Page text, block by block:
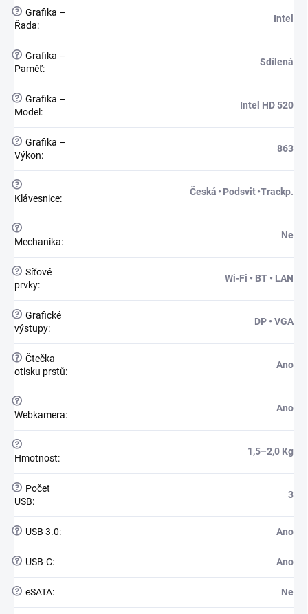
? Grafika –
Řada:
Intel
? Grafika –
Paměť:
Sdílená
? Grafika –
Model :
Intel HD 520
? Grafika –
Výkon:
863
?
Klávesnice:
Česká • Podsvit •Trackp.
?
Mechanika:
Ne
? Síťové
prvky:
Wi-Fi • BT • LAN
? Grafické
výstupy:
DP • VGA
? Čtečka
otisku prstů:
Ano
?
Webkamera:
Ano
?
Hmotnost:
1,5–2,0 Kg
?
Počet
USB:
3
? USB 3.0: Ano
? USB-C: Ano
? eSATA: Ne